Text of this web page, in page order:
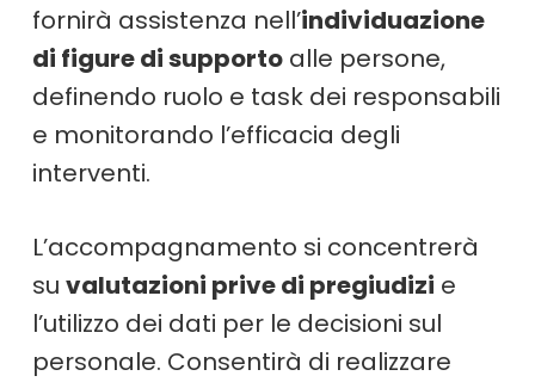
fornirà assistenza nell’individuazione
di figure di supportoalle persone,
definendo ruolo e task dei responsabili
e monitorando l’efficacia degli
interventi.
L’accompagnamento si concentrerà
su valutazioni prive di pregiudizi e
l’utilizzo dei dati per le decisioni sul
personale. Consentirà di realizzare